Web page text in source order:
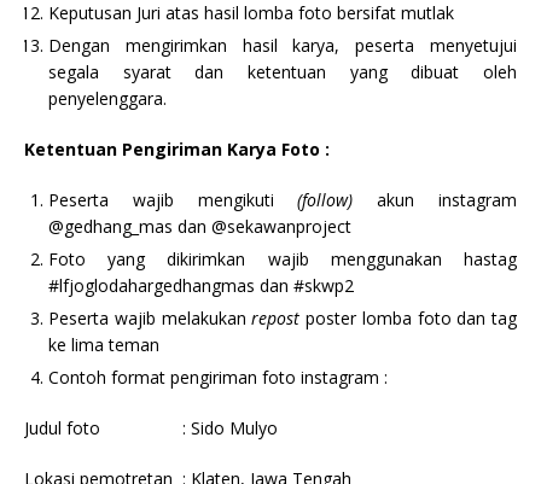
Keputusan Juri atas hasil lomba foto bersifat mutlak
Dengan mengirimkan hasil karya, peserta menyetujui
segala syarat dan ketentuan yang dibuat oleh
penyelenggara.
Ketentuan Pengiriman Karya Foto :
Peserta wajib mengikuti(follow) akun instagram
@gedhang_mas dan @sekawanproject
Foto yang dikirimkan wajib menggunakan hastag
#lfjoglodahargedhangmas dan #skwp2
Peserta wajib melakukanrepost poster lomba foto dan tag
ke lima teman
Contoh format pengiriman foto instagram :
Judul foto : Sido Mulyo
Lokasi pemotretan : Klaten, Jawa Tengah